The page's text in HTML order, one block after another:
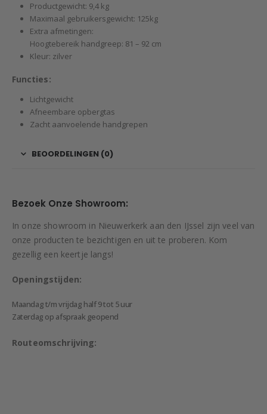
Productgewicht: 9,4 kg
Maximaal gebruikersgewicht: 125kg
Extra afmetingen:
Hoogtebereik handgreep: 81 – 92 cm
Kleur: zilver
Functies:
Lichtgewicht
Afneembare opbergtas
Zacht aanvoelende handgrepen
BEOORDELINGEN (0)
Bezoek Onze Showroom:
In onze showroom in Nieuwerkerk aan den IJssel zijn veel van
onze producten te bezichtigen en uit te proberen. Kom
gezellig een keertje langs!
Openingstijden:
Maandag t/m vrijdag half 9 tot 5 uur
Zaterdag op afspraak geopend
Routeomschrijving: